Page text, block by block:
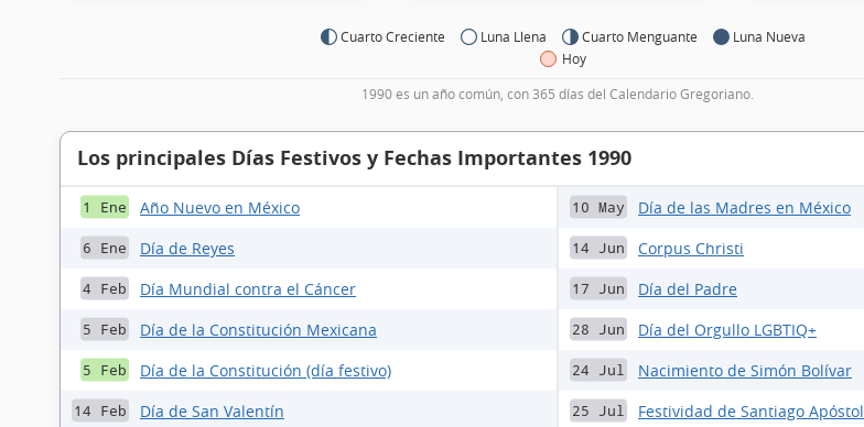
Cuarto Creciente Luna Llena Cuarto Menguante
Luna Nueva
Hoy
1990 es un año común, con 365 días del Calendario Gregoriano.
Los principales Días Festivos y Fechas Importantes 1990
1 Ene Año Nuevo en México
6 Ene Día de Reyes
4 Feb Día Mundial contra el Cáncer
5 Feb Día de la Constitución Mexicana
5 Feb Día de la Constitución (día festivo)
14 Feb Día de San Valentín
10 May Día de las Madres en México
14 Jun Corpus Christi
17 Jun Día del Padre
28 Jun Día del Orgullo LGBTIQ+
24 Jul Nacimiento de Simón Bolívar
25 Jul Festividad de Santiago Apóstol